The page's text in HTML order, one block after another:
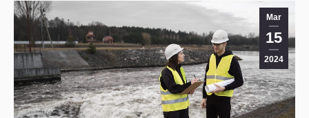
Mar
15
2024